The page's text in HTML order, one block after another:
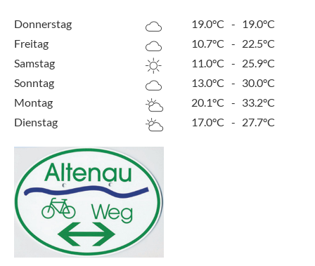
Donnerstag 19.0°C - 19.0°C
Freitag
10.7°C - 22.5°C
Samstag
11.0°C - 25.9°C
Sonntag
13.0°C - 30.0°C
Montag
20.1°C - 33.2°C
Dienstag
17.0°C - 27.7°C